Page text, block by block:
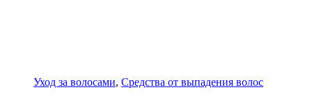
Уход за волосами, Средства от выпадения волос